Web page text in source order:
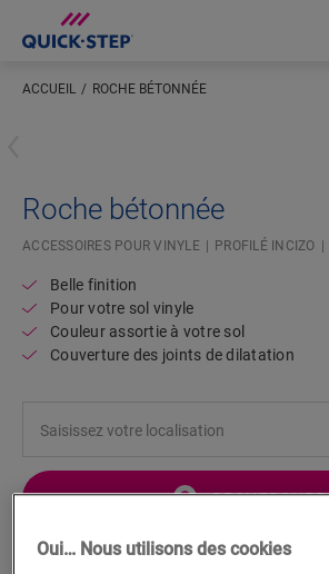
ACCUEIL ROCHE BÉTONNÉE
Roche bétonnée
ACCESSOIRES POUR VINYLE PROFILÉ INCIZO
Belle finition
Pour votre sol vinyle
Couleur assortie à votre sol
Couverture des joints de dilatation
RECHERCHER
Oui… Nous utilisons des cookies